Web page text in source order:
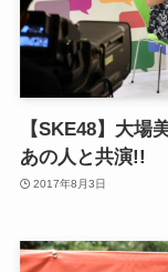
【SKE48】大場
あの人と共演!!
2017年8月3日